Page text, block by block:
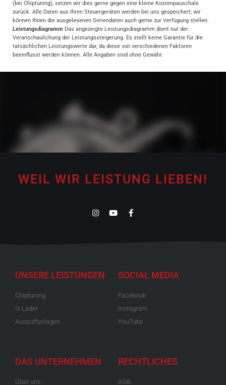
(bei Chiptuning), setzen wir dies gerne gegen eine kleine Kostenpauschale
zurück. Alle Daten aus Ihren Steuergeräten werden bei uns gespeichert; wir
können Ihnen die ausgelesenen Seriendaten auch gerne zur Verfügung stellen.
Leistungsdiagramm Das angezeigte Leistungsdiagramm dient nur der
Veranschaulichung der Leistungssteigerung. Es stellt keine Garantie für die
tatsächlichen Leistungswerte dar, da diese von verschiedenen Faktoren
beeinflusst werden können. Alle Angaben sind ohne Gewähr.
WEIL WIR LEISTUNG LIEBEN!
UNSERE LEISTUNGEN
Chiptuning
G-Lader
Auspuffanlagen
SOCIAL MEDIA
Facebook
Instagram
YouTube
DAS UNTERNEHMEN
Über uns
RECHTLICHES
AGB